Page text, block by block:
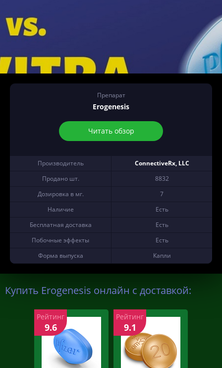
Препарат
Erogenesis
Читать обзор
Производитель
ConnectiveRx, LLC
Продано шт.
8832
Дозировка в мг.
7
Наличие
Есть
Бесплатная доставка
Есть
Побочные эффекты
Есть
Форма выпуска
Капли
Купить Erogenesis онлайн с доставкой:
Рейтинг
9.6
Рейтинг
9.1